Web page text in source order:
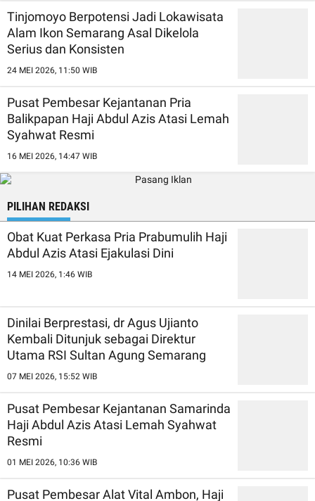
Tinjomoyo Berpotensi Jadi Lokawisata
Alam Ikon Semarang Asal Dikelola
Serius dan Konsisten
24 MEI 2026, 11:50 WIB
Pusat Pembesar Kejantanan Pria
Balikpapan Haji Abdul Azis Atasi Lemah
Syahwat Resmi
16 MEI 2026, 14:47 WIB
PILIHAN REDAKSI
Obat Kuat Perkasa Pria Prabumulih Haji
Abdul Azis Atasi Ejakulasi Dini
14 MEI 2026, 1:46 WIB
Dinilai Berprestasi, dr Agus Ujianto
Kembali Ditunjuk sebagai Direktur
Utama RSI Sultan Agung Semarang
07 MEI 2026, 15:52 WIB
Pusat Pembesar Kejantanan Samarinda
Haji Abdul Azis Atasi Lemah Syahwat
Resmi
01 MEI 2026, 10:36 WIB
Pusat Pembesar Alat Vital Ambon, Haji